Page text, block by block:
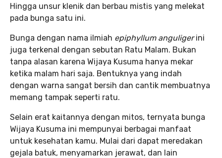
Hingga unsur klenik dan berbau mistis yang melekat
pada bunga satu ini.
Bunga dengan nama ilmiah epiphyllum anguligerini
juga terkenal dengan sebutan Ratu Malam. Bukan
tanpa alasan karena Wijaya Kusuma hanya mekar
ketika malam hari saja. Bentuknya yang indah
dengan warna sangat bersih dan cantik membuatnya
memang tampak seperti ratu.
Selain erat kaitannya dengan mitos, ternyata bunga
Wijaya Kusuma ini mempunyai berbagai manfaat
untuk kesehatan kamu. Mulai dari dapat meredakan
gejala batuk, menyamarkan jerawat, dan lain